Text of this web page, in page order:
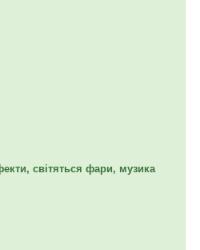
світяться фари, музика